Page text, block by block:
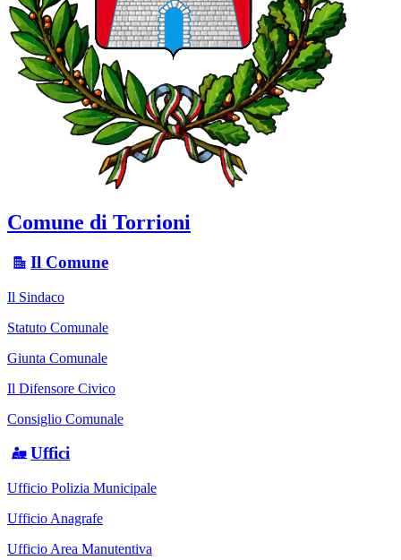
Comune di Torrioni
Il Comune
Il Sindaco
Statuto Comunale
Giunta Comunale
Il Difensore Civico
Consiglio Comunale
Uffici
Ufficio Polizia Municipale
Ufficio Anagrafe
Ufficio Area Manutentiva